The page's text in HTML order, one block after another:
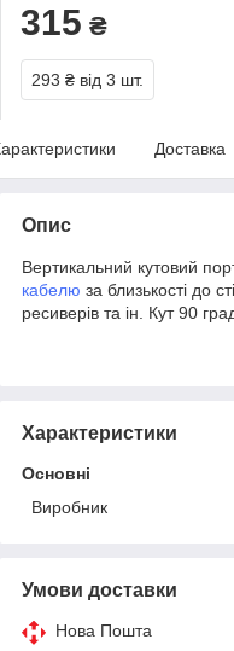
315 ₴
293 ₴ від 3 шт.
Доставка
Опис
Вертикальний кутовий
кабелю за близькості до
ресиверів та ін. Кут 90
Характеристики
Основні
Виробник
Умови доставки
Нова Пошта